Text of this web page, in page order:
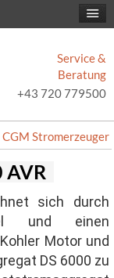
Service &
Beratung
+43 720 779500
CGM Stromerzeuger
AVR
sich durch
und einen
Motor und
DS 6000 zu